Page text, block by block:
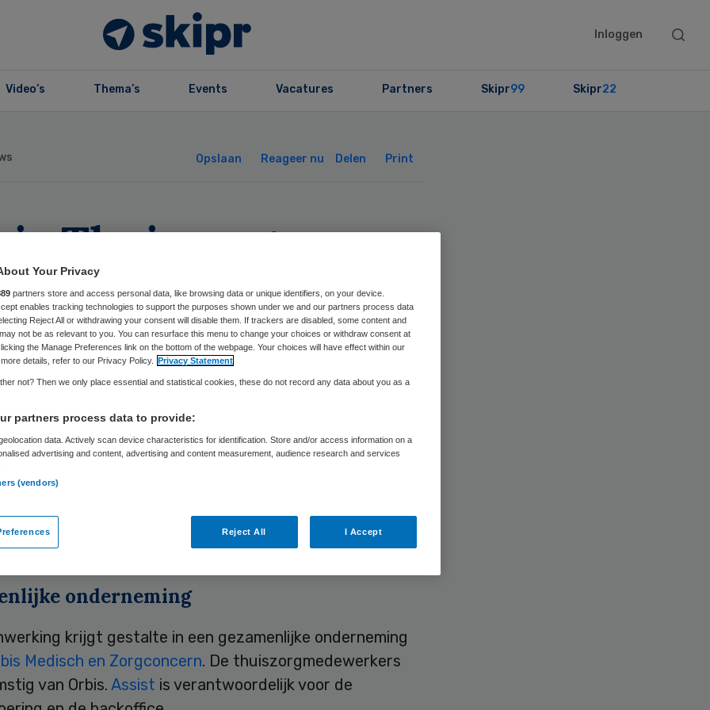
Inloggen
Search
Video’s Thema’s Events Vacatures Partners Skipr99 Skipr22
Opslaan Reageer nu Delen Print
Thuiszorg en
gaan definitief
en Assist hebben vrijdag een
tussen een zorginstelling en een commerciële partij op
thuiszorgmarkt een feit.
onderneming
krijgt gestalte in een gezamenlijke onderneming
Medisch en Zorgconcern. De thuiszorgmedewerkers
van Orbis. Assist is verantwoordelijk voor de
Your Privacy
partners store and access personal data, like browsing data or unique identifiers, on your device.
enables tracking technologies to support the purposes shown under we and our partners process data
Reject All or withdrawing your consent will disable them. If trackers are disabled, some content and
not be as relevant to you. You can resurface this menu to change your choices or withdraw consent at
the Manage Preferences link on the bottom of the webpage. Your choices will have effect within our
details, refer to our Privacy Policy. Privacy Statement
not? Then we only place essential and statistical cookies, these do not record any data about you as a
partners process data to provide:
data. Actively scan device characteristics for identification. Store and/or access information on a
advertising and content, advertising and content measurement, audience research and services
(vendors)
Reject All I Accept